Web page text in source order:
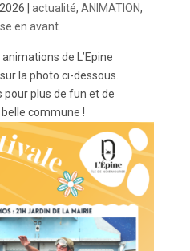
| actualité, ANIMATION,
en avant
de L’Epine
la photo ci-dessous.
pour plus de fun et de
commune !